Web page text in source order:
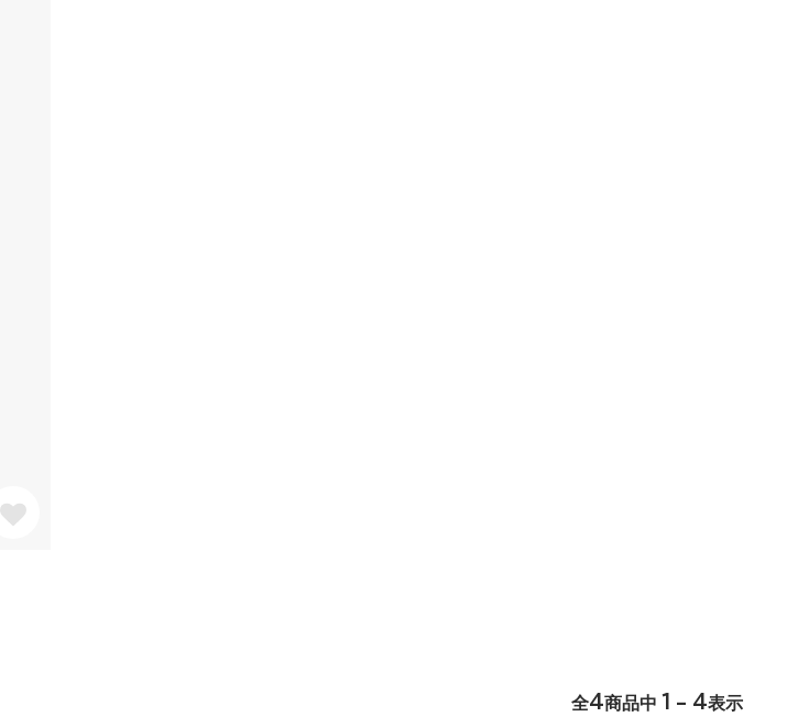
全4商品中 1 - 4表示